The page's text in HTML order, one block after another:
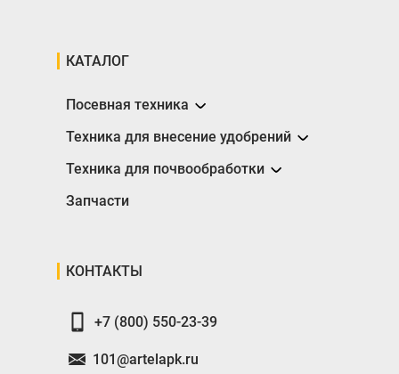
КАТАЛОГ
Посевная техника
Сеялки
Техника для внесение удобрений
Разбрасыватели
Техника для почвообработки
Борона
Плуги
Запчасти
КОНТАКТЫ
+7 (800) 550-23-39
101@artelapk.ru